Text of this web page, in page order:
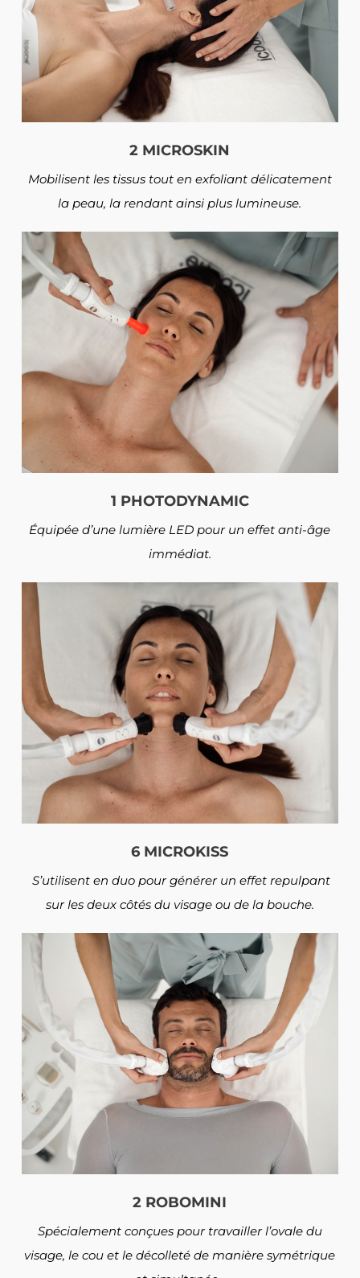
2 MICROSKIN
Mobilisent les tissus tout en exfoliant délicatement
la peau, la rendant ainsi plus lumineuse.
1 PHOTODYNAMIC
Équipée d’une lumière LED pour un effet anti-âge
immédiat.
6 MICROKISS
S’utilisent en duo pour générer un effet repulpant
sur les deux côtés du visage ou de la bouche.
2 ROBOMINI
Spécialement conçues pour travailler l’ovale du
visage, le cou et le décolleté de manière symétrique